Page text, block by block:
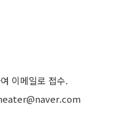
이메일로 접수.